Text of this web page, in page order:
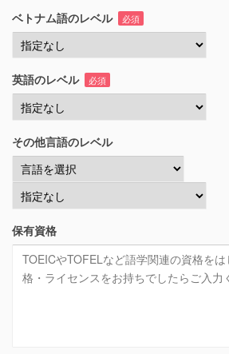
ベトナム語のレベル 必須
英語のレベル 必須
その他言語のレベル
保有資格